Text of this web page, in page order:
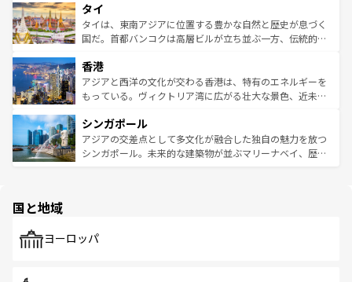
リティに包まれながら、韓国の多彩な魅力を心ゆくまで味
わってみてほしい。 なお、新着の韓国情報はコンテンツ一
覧を参照してほしい。
急速な発展と共に伝統が息づく。ハノイの古い町並みやホ
ーチミン市のフランス統治時代の建物も、独特の雰囲気を
醸し出している。また、バラエティの豊かさとおいしさで
とつ。フォーやバインミー、ベトナムコーヒーなどは、ぜ
ひ現地で味わいたい。どの地域を訪れてもあたたかい人々
が旅行者を迎えてくれるので、きっと忘れられない旅にな
参照してほしい。
タイ
タイは、東南アジアに位置する豊かな自然と歴史が息づく
国だ。首都バンコクは高層ビルが立ち並ぶ一方、伝統的な
の活気が交差している。北部ではチェンマイなどの山岳地
帯で自然と触れ合い、南部ではプーケットやクラビの美し
いビーチでリゾート気分を楽しむことができる。タイ料理
激する。気候は一年中温暖で、どの季節にも異なる楽しみ
が待っている。親しみやすいタイの人々、仏教を中心とし
た文化、そして多様な観光資源が、訪れる旅人を魅了し続
香港
アジアと西洋の文化が交わる香港は、特有のエネルギーを
もっている。ヴィクトリア湾に広がる壮大な景色、近未来
み、どこを訪れても感動するはず。観光スポットが密集し
ており、効率よく見どころを回れるのも魅力。息をのむよ
うな絶景から文化的な体験まで、香港を存分に楽しみ尽く
シンガポール
アジアの交差点として多文化が融合した独自の魅力を放つ
シンガポール。未来的な建築物が並ぶマリーナベイ、歴史
で、ホーカーズは地元の風情を楽しめる外せないスポット
国と地域
ヨーロッパ